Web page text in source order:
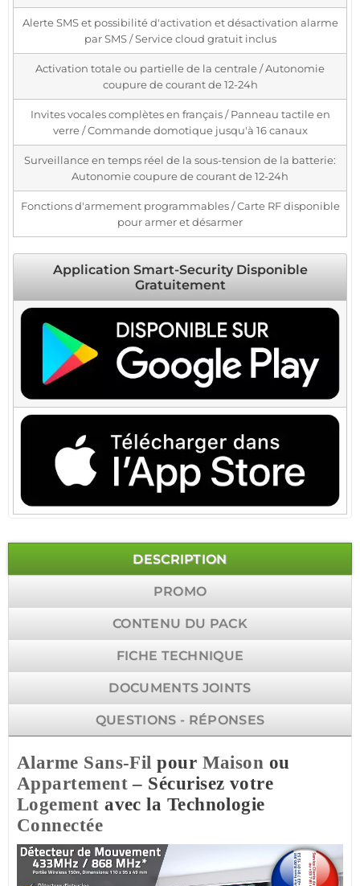
Alerte SMS et possibilité d'activation et désactivation alarme
par SMS / Service cloud gratuit inclus
Activation totale ou partielle de la centrale / Autonomie
coupure de courant de 12-24h
Invites vocales complètes en français / Panneau tactile en
verre / Commande domotique jusqu'à 16 canaux
Surveillance en temps réel de la sous-tension de la batterie:
Autonomie coupure de courant de 12-24h
Fonctions d'armement programmables / Carte RF disponible
pour armer et désarmer
Application Smart-Security Disponible
Gratuitement
DESCRIPTION
PROMO
CONTENU DU PACK
FICHE TECHNIQUE
DOCUMENTS JOINTS
QUESTIONS - RÉPONSES
Alarme Sans-Fil pour Maison ou
Appartement– Sécurisez votre
Logement avec la Technologie
Connectée